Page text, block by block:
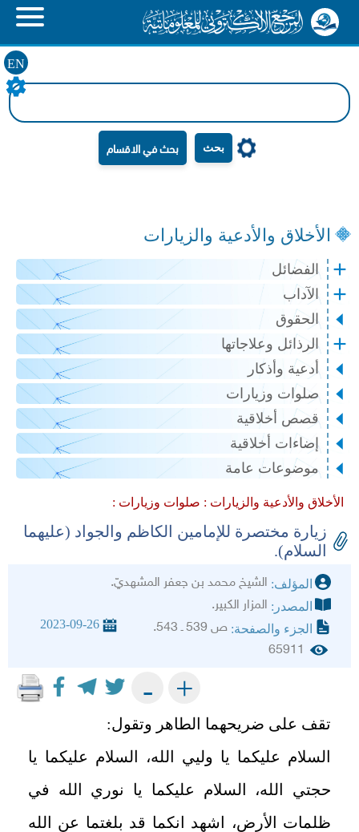
EN
بحث
الأخلاق والأدعية والزيارات
الفضائل
الآداب
الحقوق
الرذائل وعلاجاتها
أدعية وأذكار
صلوات وزيارات
قصص أخلاقية
إضاءات أخلاقية
موضوعات عامة
الأخلاق والأدعية والزيارات : صلوات وزيارات :
زيارة مختصرة للإمامين الكاظم والجواد (عليهما
السلام).
المؤلف: الشيخ محمد بن جعفر المشهديّ.
المصدر: المزار الكبير.
الجزء والصفحة: ص 539 ـ 543. 2023-09-26
65911
+
-
تقف على ضريحهما الطاهر وتقول:
السلام عليكما يا وليي الله، السلام عليكما يا
حجتي الله، السلام عليكما يا نوري الله في
ظلمات الأرض، اشهد انكما قد بلغتما عن الله